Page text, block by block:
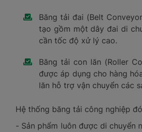
Băng tải đai (Belt
tạo gồm một dây đai di
cần tốc độ xử lý cao.
Băng tải con lăn (Roller
được áp dụng cho hàng
lăn hỗ trợ vận chuyển các
Hệ thống băng tải công nghiệp
- Sản phẩm luôn được di chuyển